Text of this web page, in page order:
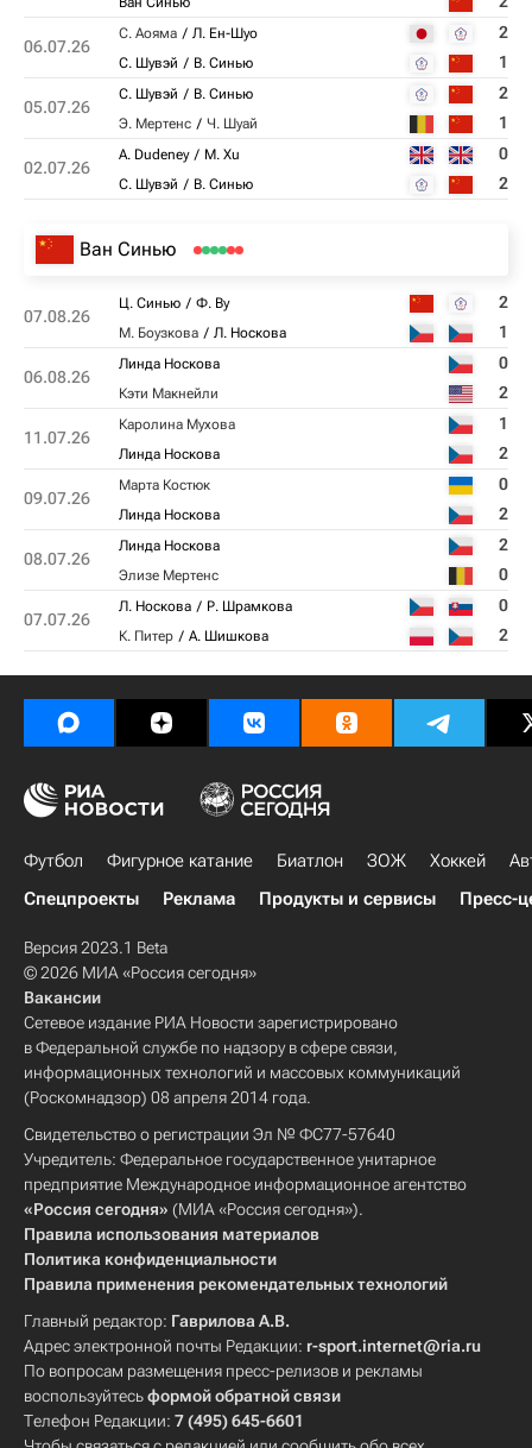
06.07.26
С. Аояма Л. Ен-Шуо 2
С. Шувэй В. Синью 1
05.07.26
С. Шувэй В. Синью 2
Э. Мертенс Ч. Шуай 1
02.07.26
A. Dudeney M. Xu 0
С. Шувэй В. Синью 2
Ван Синью
07.08.26
Ц. Синью Ф. Ву 2
М. Боузкова Л. Носкова 1
06.08.26
Линда Носкова 0
Кэти Макнейли 2
11.07.26
Каролина Мухова 1
Линда Носкова 2
09.07.26
Марта Костюк 0
Линда Носкова 2
08.07.26
Линда Носкова 2
Элизе Мертенс 0
07.07.26
Л. Носкова Р. Шрамкова 0
К. Питер А. Шишкова 2
Футбол Фигурное катание Биатлон ЗОЖ Хоккей
Спецпроекты
Реклама Продукты и сервисы Пресс-
Версия 2023.1 Beta
© 2026 МИА «Россия сегодня»
Вакансии
Сетевое издание РИА Новости зарегистрировано
в Федеральной службе по надзору в сфере связи,
информационных технологий и массовых коммуникаций
(Роскомнадзор) 08 апреля 2014 года.
Свидетельство о регистрации Эл № ФС77-57640
Учредитель: Федеральное государственное унитарное
предприятие Международное информационное агентство
«Россия сегодня» (МИА «Россия сегодня»).
Правила использования материалов
Политика конфиденциальности
Правила применения рекомендательных технологий
Главный редактор: Гаврилова А.В.
Адрес электронной почты Редакции: r-sport.internet@ria.ru
По вопросам размещения пресс-релизов и рекламы
воспользуйтесьформой обратной связи
Телефон Редакции: 7 (495) 645-6601